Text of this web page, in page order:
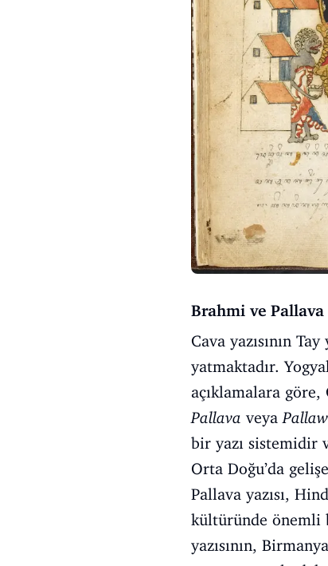
Brahmi ve Pallava
Cava yazısının
yatmaktadır.
açıklamalara göre,
Pallava veya
bir yazı sistemidir
Orta Doğu’da
Pallava yazısı,
kültüründe önemli
yazısının,